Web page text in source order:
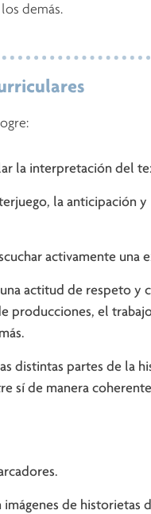
demás.
la interpretación del
la anticipación y
activamente una
actitud de respeto y
producciones, el
distintas partes de la
sí de manera
imágenes de historietas